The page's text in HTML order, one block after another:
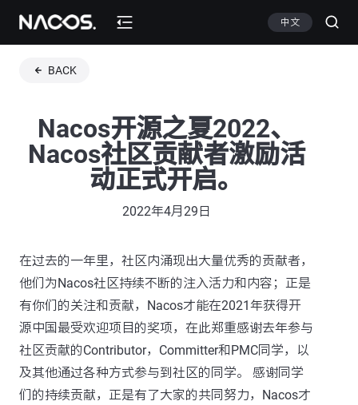
中文
BACK
Nacos开源之夏2022、
Nacos社区贡献者激励活
动正式开启。
2022年4月29日
在过去的一年里，社区内涌现出大量优秀的贡献者，
他们为Nacos社区持续不断的注入活力和内容；正是
有你们的关注和贡献，Nacos才能在2021年获得开
源中国最受欢迎项目的奖项，在此郑重感谢去年参与
社区贡献的Contributor，Committer和PMC同学，以
及其他通过各种方式参与到社区的同学。 感谢同学
们的持续贡献，正是有了大家的共同努力，Nacos才